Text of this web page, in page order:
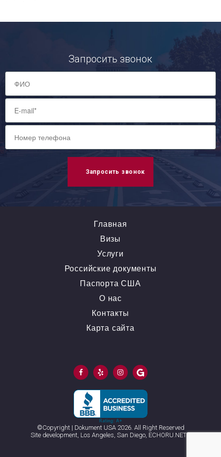
Запросить звонок
Запросить звонок
Главная
Визы
Услуги
Российские документы
Паспорта США
О нас
Контакты
Карта сайта
©Copyright | Dokument USA 2026. All Right Reserved
Site development, Los Angeles, San Diego, ECHORU.NET™